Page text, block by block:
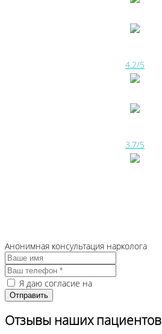
4.2/5
3.7/5
Анонимная консультация нарколога
Я даю согласие на
Отзывы наших пациентов